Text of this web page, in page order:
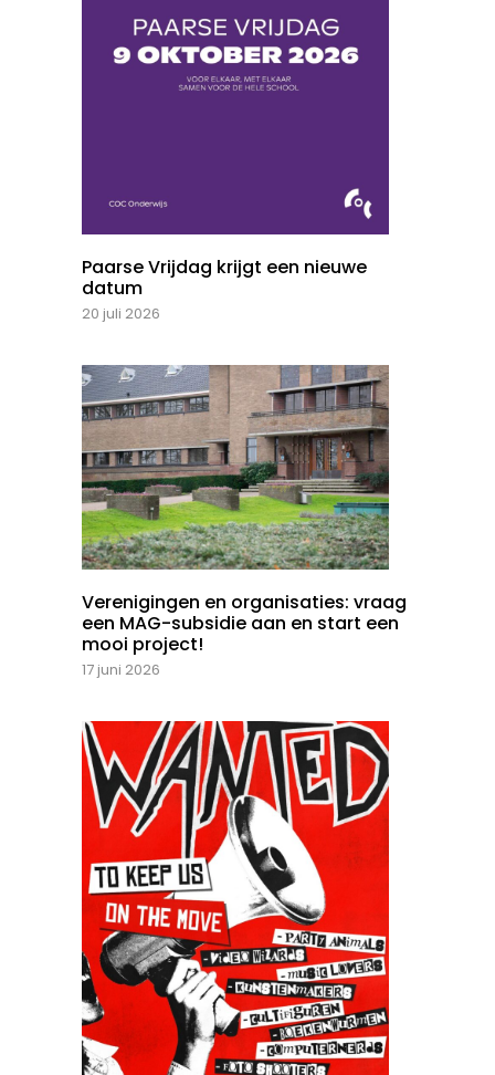
Paarse Vrijdag krijgt een nieuwe
datum
20 juli 2026
Verenigingen en organisaties: vraag
een MAG-subsidie aan en start een
mooi project!
17 juni 2026